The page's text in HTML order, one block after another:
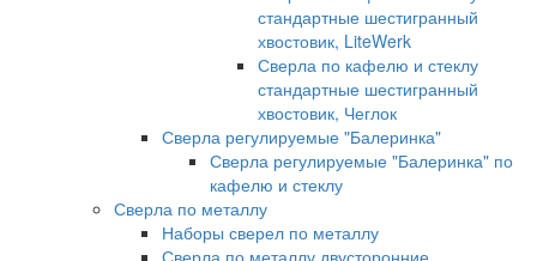
стандартные шестигранный
хвостовик, LiteWerk
Сверла по кафелю и стеклу
стандартные шестигранный
хвостовик, Чеглок
Сверла регулируемые "Балеринка"
Сверла регулируемые "Балеринка" по
кафелю и стеклу
Сверла по металлу
Наборы сверел по металлу
Сверла по металлу двусторонние